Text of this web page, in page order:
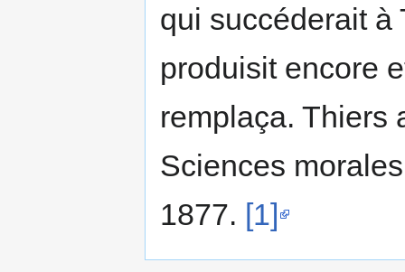
qui succéderait à
produisit encore
remplaça. Thiers
Sciences
1877. [1]